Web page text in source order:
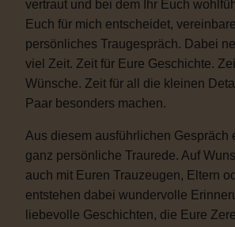
vertraut und bei dem Ihr Euch
Euch für mich entscheidet,
persönliches Traugespräch. Dabei
viel Zeit. Zeit für Eure Geschichte.
Wünsche. Zeit für all die kleinen
Paar besonders machen.
Aus diesem ausführlichen Gespräch
ganz persönliche Traurede. Auf
auch mit Euren Trauzeugen, Eltern
entstehen dabei wundervolle
liebevolle Geschichten, die Eure